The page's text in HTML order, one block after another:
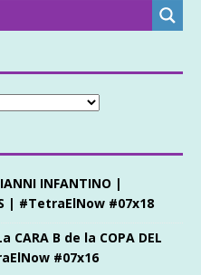
INFANTINO |
| #TetraElNow #07x18
CARA B de la COPA DEL
#07x16